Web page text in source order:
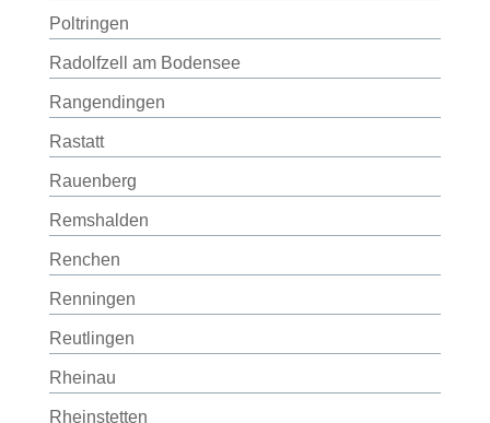
Poltringen
Radolfzell am Bodensee
Rangendingen
Rastatt
Rauenberg
Remshalden
Renchen
Renningen
Reutlingen
Rheinau
Rheinstetten